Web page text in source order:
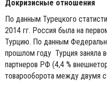
Докризисные отношения
По данным Турецкого
2014 гг. Россия была на
Турцию. По данным
прошлом году Турция заняла
партнеров РФ (4,4 %
товарооборота между двумя